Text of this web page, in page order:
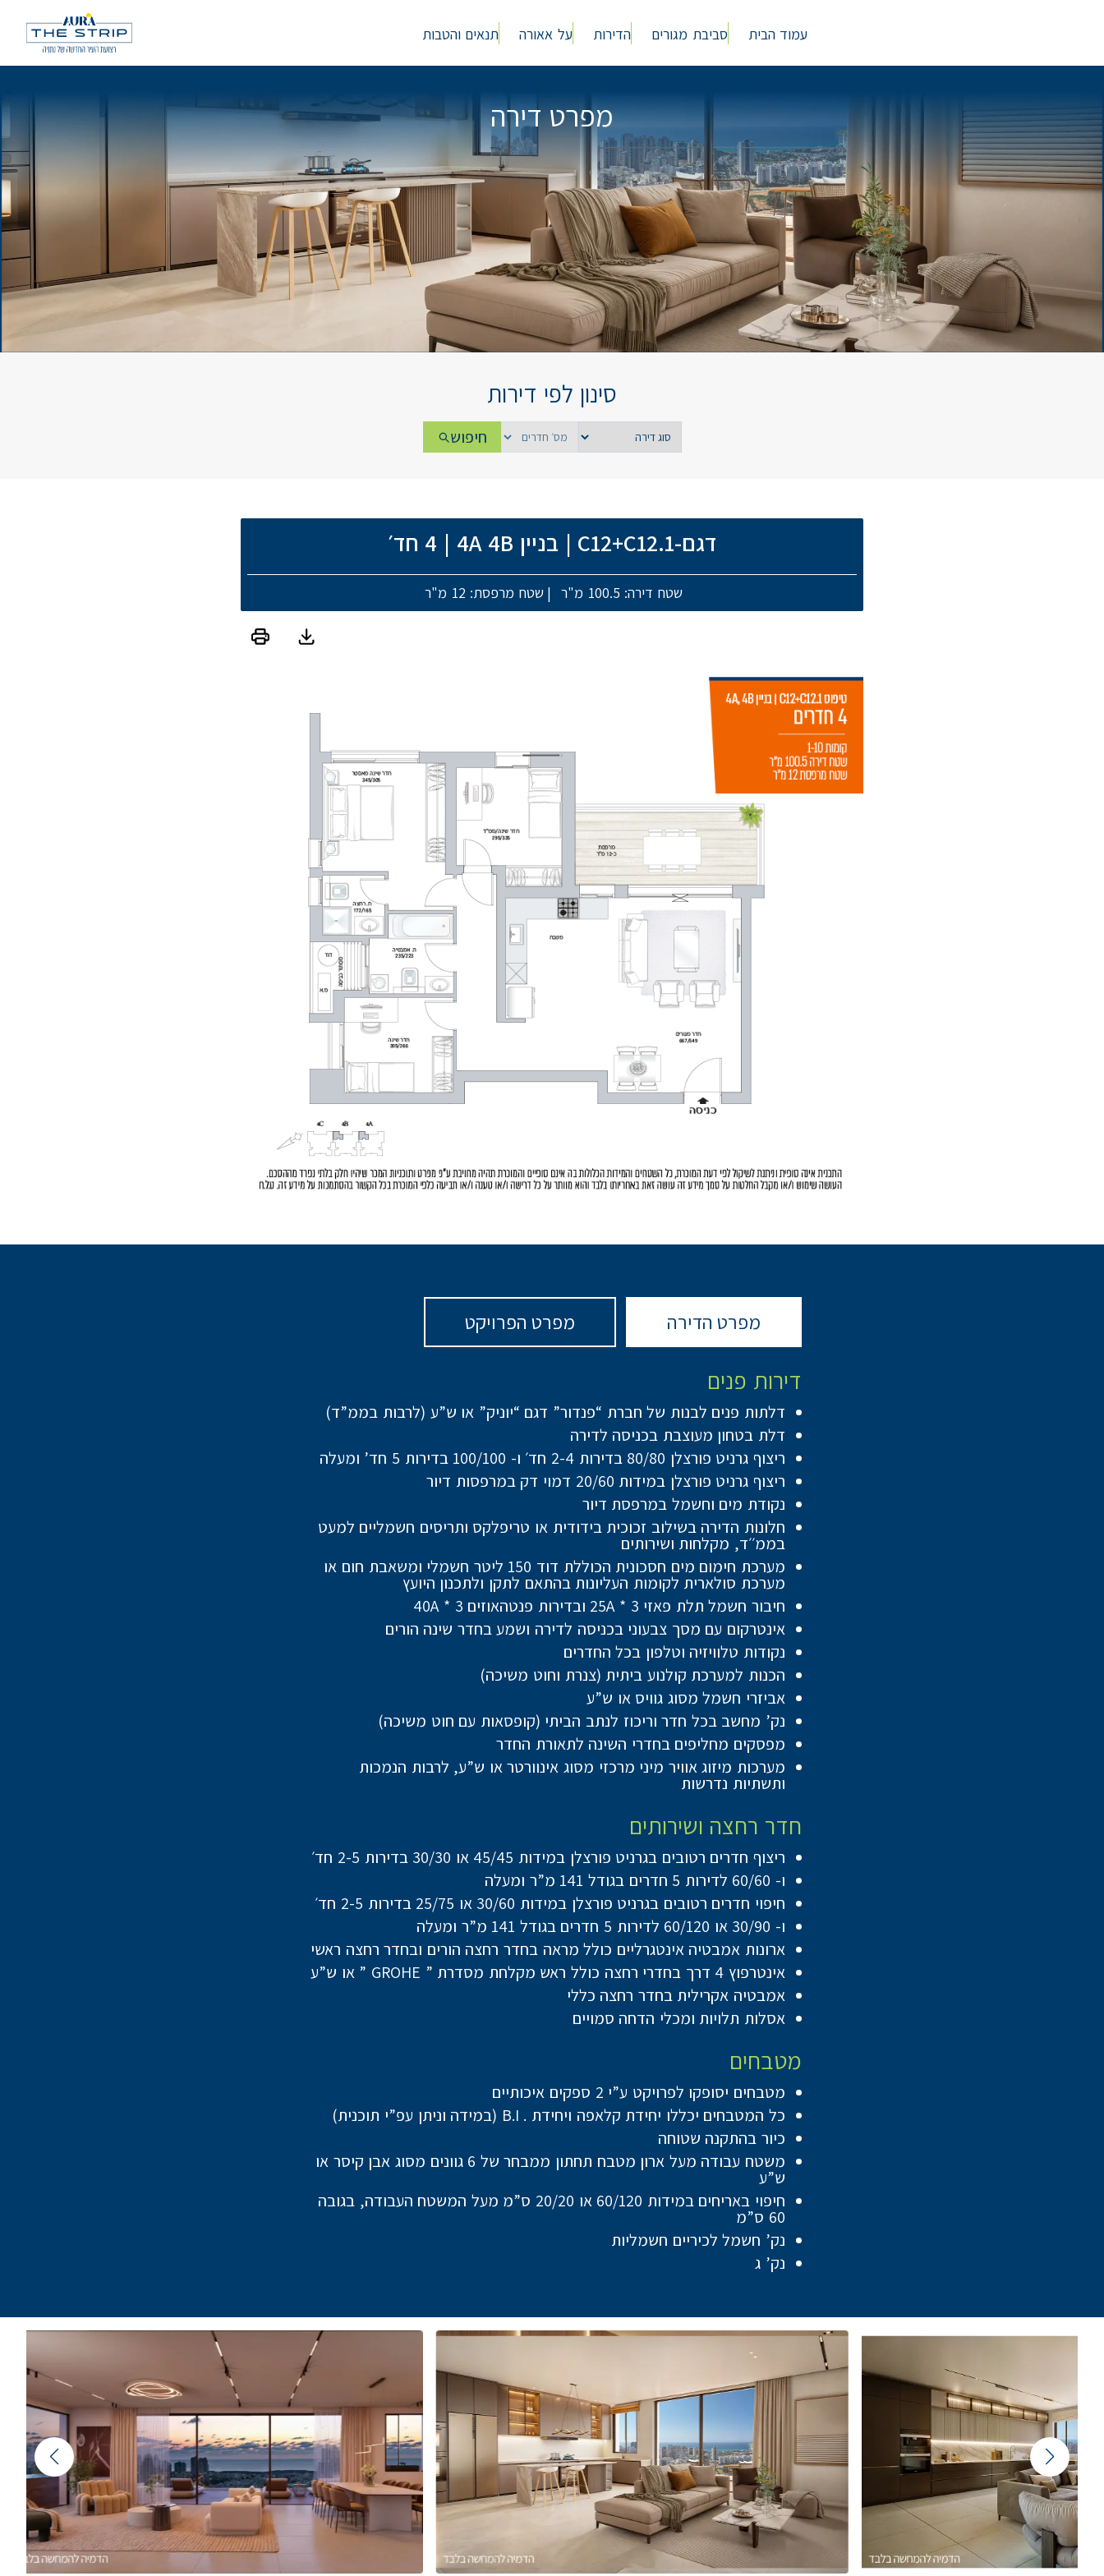
עמוד הבית סביבת מגורים הדירות על אאורה תנאים והטבות
מפרט דירה
סינון לפי דירות
חיפוש
דגם-C12+C12.1 | בניין 4A 4B | 4 חד׳
שטח דירה: 100.5 מ"ר | שטח מרפסת: 12 מ"ר
מפרט הדירה מפרט הפרויקט
דירות פנים
דלתות פנים לבנות של חברת “פנדור” דגם “יוניק” או ש”ע (לרבות בממ”ד)
דלת בטחון מעוצבת בכניסה לדירה
ריצוף גרניט פורצלן 80/80 בדירות 2-4 חד׳ ו- 100/100 בדירות 5 חד’ ומעלה
ריצוף גרניט פורצלן במידות 20/60 דמוי דק במרפסות דיור
נקודת מים וחשמל במרפסת דיור
חלונות הדירה בשילוב זכוכית בידודית או טריפלקס ותריסים חשמליים למעט
בממ׳׳ד, מקלחות ושירותים
מערכת חימום מים חסכונית הכוללת דוד 150 ליטר חשמלי ומשאבת חום או
מערכת סולארית לקומות העליונות בהתאם לתקן ולתכנון היועץ
חיבור חשמל תלת פאזי 25A * 3 ובדירות פנטהאוזים 40A * 3
אינטרקום עם מסך צבעוני בכניסה לדירה ושמע בחדר שינה הורים
נקודות טלוויזיה וטלפון בכל החדרים
הכנות למערכת קולנוע ביתית (צנרת וחוט משיכה)
אביזרי חשמל מסוג גוויס או ש”ע
נק’ מחשב בכל חדר וריכוז לנתב הביתי (קופסאות עם חוט משיכה)
מפסקים מחליפים בחדרי השינה לתאורת החדר
מערכות מיזוג אוויר מיני מרכזי מסוג אינוורטר או ש”ע, לרבות הנמכות
ותשתיות נדרשות
חדר רחצה ושירותים
ריצוף חדרים רטובים בגרניט פורצלן במידות 45/45 או 30/30 בדירות 2-5 חד׳
ו- 60/60 לדירות 5 חדרים בגודל 141 מ”ר ומעלה
חיפוי חדרים רטובים בגרניט פורצלן במידות 30/60 או 25/75 בדירות 2-5 חד׳
ו- 30/90 או 60/120 לדירות 5 חדרים בגודל 141 מ”ר ומעלה
ארונות אמבטיה אינטגרליים כולל מראה בחדר רחצה הורים ובחדר רחצה ראשי
אינטרפוץ 4 דרך בחדרי רחצה כולל ראש מקלחת מסדרת ” GROHE ” או ש”ע
אמבטיה אקרילית בחדר רחצה כללי
אסלות תלויות ומכלי הדחה סמויים
מטבחים
מטבחים יסופקו לפרויקט ע”י 2 ספקים איכותיים
כל המטבחים יכללו יחידת קלאפה ויחידת . B.I (במידה וניתן עפ”י תוכנית)
כיור בהתקנה שטוחה
משטח עבודה מעל ארון מטבח תחתון ממבחר של 6 גוונים מסוג אבן קיסר או
ש”ע
חיפוי באריחים במידות 60/120 או 20/20 ס”מ מעל המשטח העבודה, בגובה
60 ס”מ
נק’ חשמל לכיריים חשמליות
נק’ ג
Featured Content Slider